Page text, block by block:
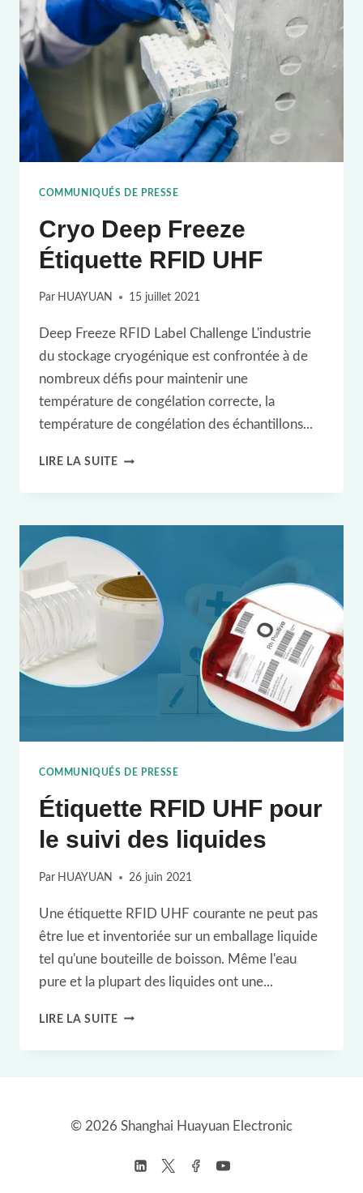
POUR
LE
SUIVI
DE
CHAÎNE
SANGUINE
COMMUNIQUÉS DE PRESSE
Cryo Deep Freeze
Étiquette RFID UHF
Par HUAYUAN 15 juillet 2021
Deep Freeze RFID Label Challenge L'industrie
du stockage cryogénique est confrontée à de
nombreux défis pour maintenir une
température de congélation correcte, la
température de congélation des échantillons...
LIRE LA SUITECRYO
ÉTIQUETTE
RFID
UHF
COMMUNIQUÉS DE PRESSE
Étiquette RFID UHF pour
le suivi des liquides
Par HUAYUAN 26 juin 2021
Une étiquette RFID UHF courante ne peut pas
être lue et inventoriée sur un emballage liquide
tel qu'une bouteille de boisson. Même l'eau
pure et la plupart des liquides ont une...
LIRE LA SUITEÉTIQUETTE
SUIVI
LIQUIDES
© 2026 Shanghai Huayuan Electronic